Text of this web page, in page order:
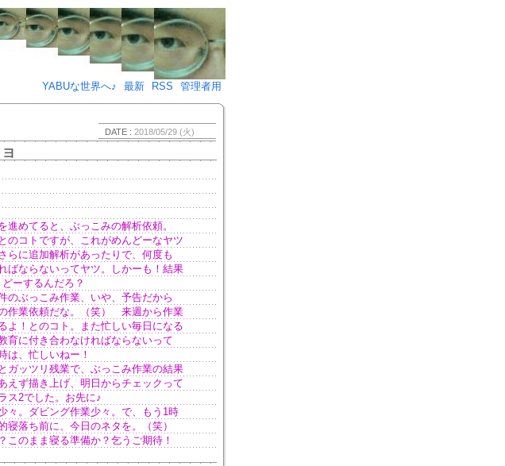
な戯言･･･♪)÷2
YABUな世界へ♪
最新 RSS 管理者用
DATE : 2018/05/29 (火)
めてると、ぶっこみの解析依頼。
のコトですが、これがめんどーなヤツ
らに追加解析があったりで、何度も
ばならないってヤツ。しかーも！結果
ーするんだろ？
のぶっこみ作業、いや、予告だから
作業依頼だな。（笑） 来週から作業
よ！とのコト。また忙しい毎日になる
育に付き合わなければならないって
は、忙しいねー！
ガッツリ残業で、ぶっこみ作業の結果
えず描き上げ、明日からチェックって
ス2でした。お先に♪
々。ダビング作業少々。で、もう1時
寝落ち前に、今日のネタを。（笑）
のまま寝る準備か？乞うご期待！